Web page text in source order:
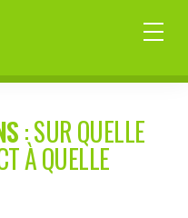
: SUR QUELLE
À QUELLE